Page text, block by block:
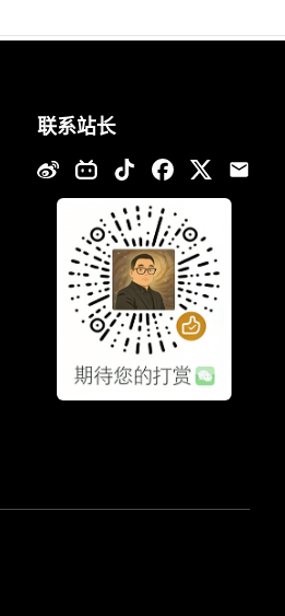
联系站长